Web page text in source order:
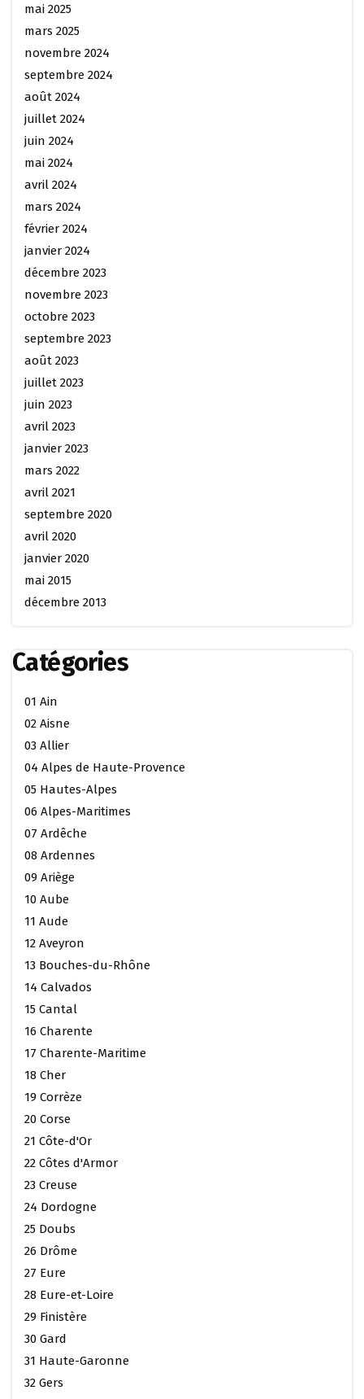
mai 2025
mars 2025
novembre 2024
septembre 2024
août 2024
juillet 2024
juin 2024
mai 2024
avril 2024
mars 2024
février 2024
janvier 2024
décembre 2023
novembre 2023
octobre 2023
septembre 2023
août 2023
juillet 2023
juin 2023
avril 2023
janvier 2023
mars 2022
avril 2021
septembre 2020
avril 2020
janvier 2020
mai 2015
décembre 2013
Catégories
01 Ain
02 Aisne
03 Allier
04 Alpes de Haute-Provence
05 Hautes-Alpes
06 Alpes-Maritimes
07 Ardêche
08 Ardennes
09 Ariège
10 Aube
11 Aude
12 Aveyron
13 Bouches-du-Rhône
14 Calvados
15 Cantal
16 Charente
17 Charente-Maritime
18 Cher
19 Corrèze
20 Corse
21 Côte-d'Or
22 Côtes d'Armor
23 Creuse
24 Dordogne
25 Doubs
26 Drôme
27 Eure
28 Eure-et-Loire
29 Finistère
30 Gard
31 Haute-Garonne
32 Gers